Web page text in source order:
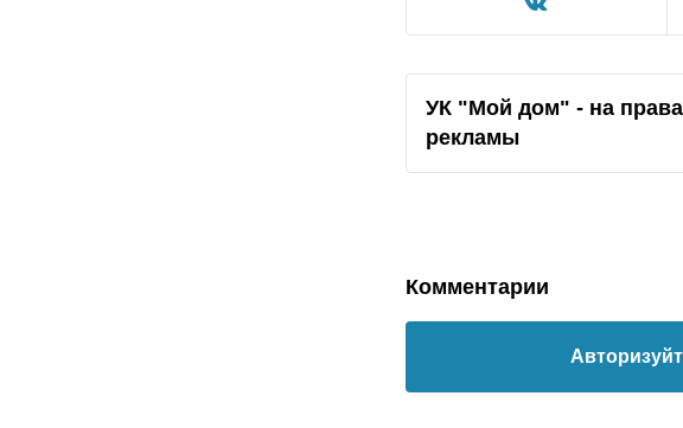
УК "Мой дом" - на
рекламы
Комментарии